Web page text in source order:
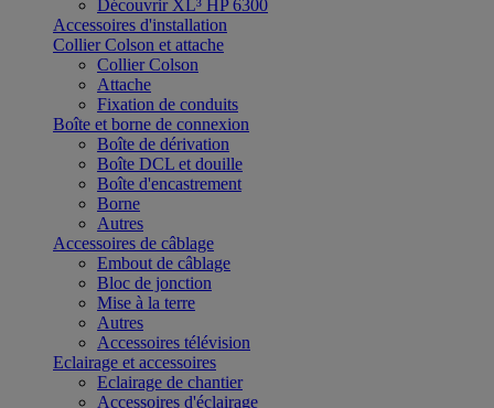
Découvrir XL³ HP 6300
Accessoires d'installation
Collier Colson et attache
Collier Colson
Attache
Fixation de conduits
Boîte et borne de connexion
Boîte de dérivation
Boîte DCL et douille
Boîte d'encastrement
Borne
Autres
Accessoires de câblage
Embout de câblage
Bloc de jonction
Mise à la terre
Autres
Accessoires télévision
Eclairage et accessoires
Eclairage de chantier
Accessoires d'éclairage